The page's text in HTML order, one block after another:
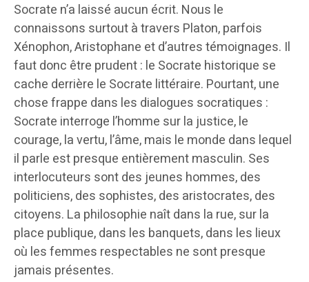
Socrate n’a laissé aucun écrit. Nous le
connaissons surtout à travers Platon, parfois
Xénophon, Aristophane et d’autres témoignages. Il
faut donc être prudent : le Socrate historique se
cache derrière le Socrate littéraire. Pourtant, une
chose frappe dans les dialogues socratiques :
Socrate interroge l’homme sur la justice, le
courage, la vertu, l’âme, mais le monde dans lequel
il parle est presque entièrement masculin. Ses
interlocuteurs sont des jeunes hommes, des
politiciens, des sophistes, des aristocrates, des
citoyens. La philosophie naît dans la rue, sur la
place publique, dans les banquets, dans les lieux
où les femmes respectables ne sont presque
jamais présentes.